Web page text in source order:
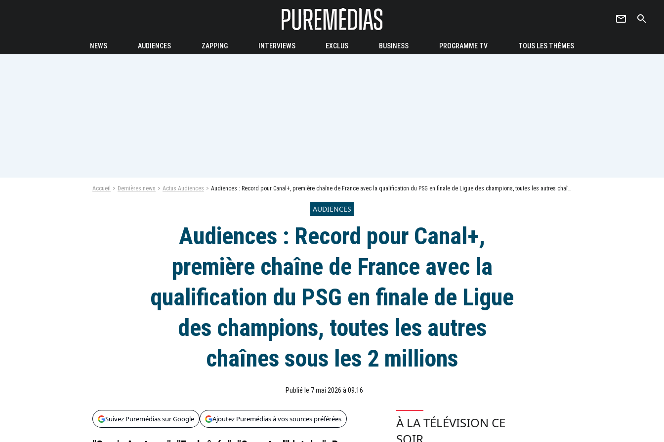
newsletter search
NEWS AUDIENCES ZAPPING INTERVIEWS EXCLUS BUSINESS PROGRAMME TV TOUS LES THÈMES
Accueil Dernières news Actus Audiences Audiences : Record pour Canal+, première chaîne de France avec la qualification du PSG en finale de Ligue des champions, toutes les autres chaînes sous les 2 millions
AUDIENCES
Audiences : Record pour Canal+,
première chaîne de France avec la
qualification du PSG en finale de Ligue
des champions, toutes les autres
chaînes sous les 2 millions
Publié le 7 mai 2026 à 09:16
Suivez Puremédias sur Google Ajoutez Puremédias à vos sources préférées
À LA TÉLÉVISION CE